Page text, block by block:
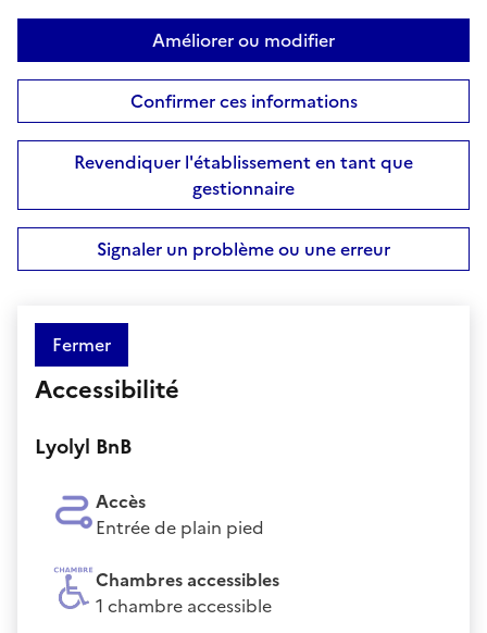
Améliorer ou modifier
Confirmer ces informations
Revendiquer l'établissement en tant que
gestionnaire
Signaler un problème ou une erreur
Fermer
Accessibilité
Lyolyl BnB
Accès
Entrée de plain pied
Chambres accessibles
1 chambre accessible